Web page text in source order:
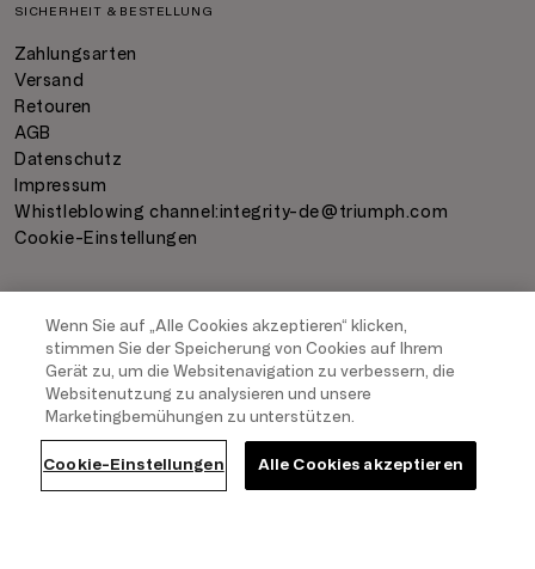
SICHERHEIT & BESTELLUNG
Zahlungsarten
Versand
Retouren
AGB
Datenschutz
Impressum
Whistleblowing channel:integrity-de@triumph.com
Cookie-Einstellungen
Wenn Sie auf „Alle Cookies akzeptieren“ klicken,
stimmen Sie der Speicherung von Cookies auf Ihrem
Gerät zu, um die Websitenavigation zu verbessern, die
Websitenutzung zu analysieren und unsere
Marketingbemühungen zu unterstützen.
Cookie-Einstellungen Alle Cookies akzeptieren